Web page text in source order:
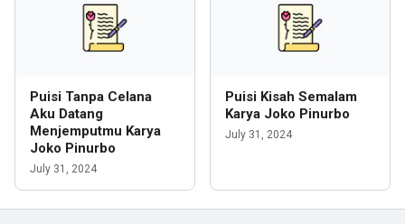
Puisi Tanpa Celana
Aku Datang
Menjemputmu Karya
Joko Pinurbo
July 31, 2024
Puisi Kisah Semalam
Karya Joko Pinurbo
July 31, 2024